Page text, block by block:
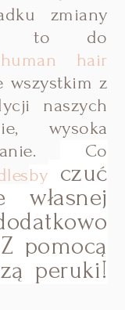
zmiany
to do
human hair
wszystkim z
naszych
wysoka
Co
by
czuć
pomocą
peruki!